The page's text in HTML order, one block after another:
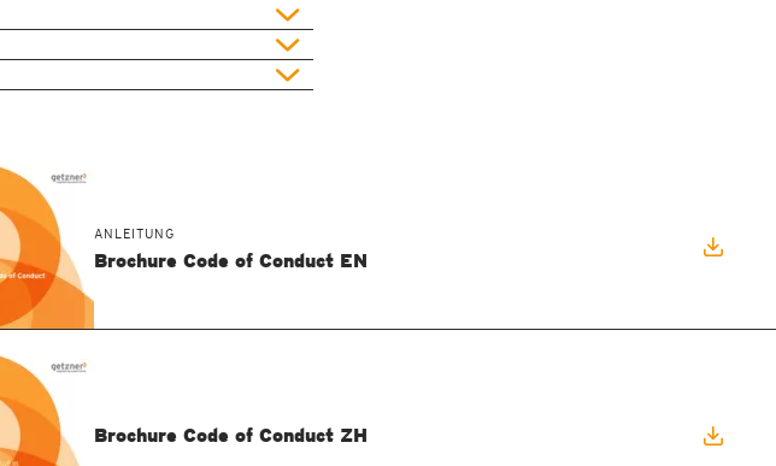
ANLEITUNG
Brochure Code of Conduct EN
Brochure Code of Conduct ZH